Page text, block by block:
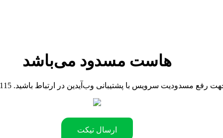
هاست مسدود می‌باشد
.جهت رفع مسدودیت سرویس با پشتیبانی وب‌آیدین در ارتباط باشید
ارسال تیکت